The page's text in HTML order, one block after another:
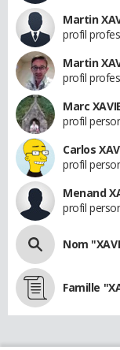
Martin
profil
Martin
profil
Marc
profil
Carlos
profil
Menand
profil
Nom
Famille